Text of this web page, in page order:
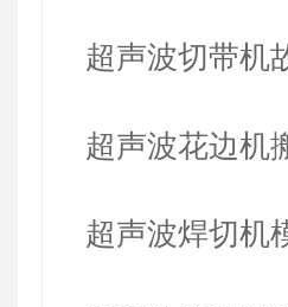
超声波切带机
超声波花边机
超声波焊切机